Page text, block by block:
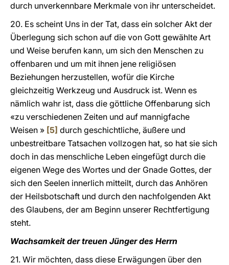
durch unverkennbare Merkmale von ihr unterscheidet.
20. Es scheint Uns in der Tat, dass ein solcher Akt der
Überlegung sich schon auf die von Gott gewählte Art
und Weise berufen kann, um sich den Menschen zu
offenbaren und um mit ihnen jene religiösen
Beziehungen herzustellen, wofür die Kirche
gleichzeitig Werkzeug und Ausdruck ist. Wenn es
nämlich wahr ist, dass die göttliche Offenbarung sich
«zu verschiedenen Zeiten und auf mannigfache
Weisen » [5] durch geschichtliche, äußere und
unbestreitbare Tatsachen vollzogen hat, so hat sie sich
doch in das menschliche Leben eingefügt durch die
eigenen Wege des Wortes und der Gnade Gottes, der
sich den Seelen innerlich mitteilt, durch das Anhören
der Heilsbotschaft und durch den nachfolgenden Akt
des Glaubens, der am Beginn unserer Rechtfertigung
steht.
Wachsamkeit der treuen Jünger des Herrn
21. Wir möchten, dass diese Erwägungen über den